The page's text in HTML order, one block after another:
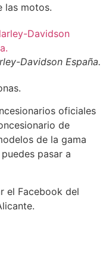
las motos.
Davidson España.
oficiales
de
de la gama
pasar a
el Facebook del